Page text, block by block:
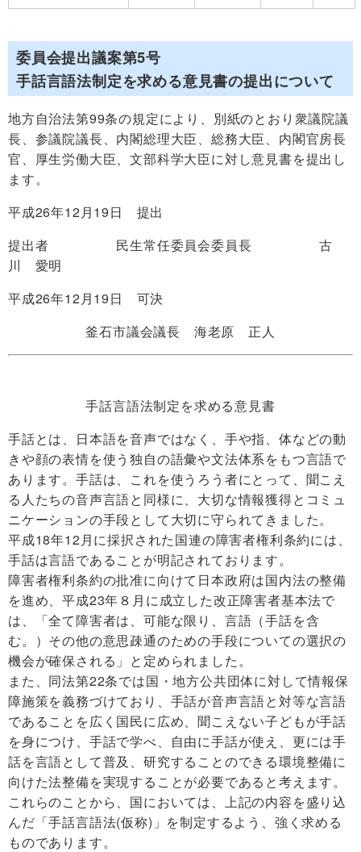
委員会提出議案第5号
手話言語法制定を求める意見書の提出について
地方自治法第99条の規定により、別紙のとおり衆議院議
長、参議院議長、内閣総理大臣、総務大臣、内閣官房長
官、厚生労働大臣、文部科学大臣に対し意見書を提出し
ます。
平成26年12月19日 提出
提出者 民生常任委員会委員長 古
川 愛明
平成26年12月19日 可決
釜石市議会議長 海老原 正人
手話言語法制定を求める意見書
手話とは、日本語を音声ではなく、手や指、体などの動
きや顔の表情を使う独自の語彙や文法体系をもつ言語で
あります。手話は、これを使うろう者にとって、聞こえ
る人たちの音声言語と同様に、大切な情報獲得とコミュ
ニケーションの手段として大切に守られてきました。
平成18年12月に採択された国連の障害者権利条約には、
手話は言語であることが明記されております。
障害者権利条約の批准に向けて日本政府は国内法の整備
を進め、平成23年８月に成立した改正障害者基本法で
は、「全て障害者は、可能な限り、言語（手話を含
む。）その他の意思疎通のための手段についての選択の
機会が確保される」と定められました。
また、同法第22条では国・地方公共団体に対して情報保
障施策を義務づけており、手話が音声言語と対等な言語
であることを広く国民に広め、聞こえない子どもが手話
を身につけ、手話で学べ、自由に手話が使え、更には手
話を言語として普及、研究することのできる環境整備に
向けた法整備を実現することが必要であると考えます。
これらのことから、国においては、上記の内容を盛り込
んだ「手話言語法(仮称)」を制定するよう、強く求める
ものであります。